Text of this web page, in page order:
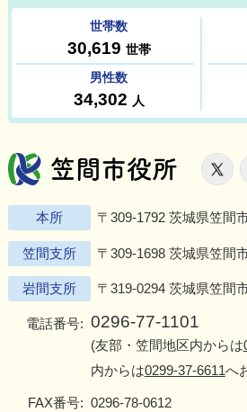
笠間 X
本所 〒309-1792 茨城県笠間
笠間支所 〒309-1698 茨城県笠間
岩間支所 〒319-0294 茨城県笠間
電話番号: 0296-77-1101
(友部・笠間地区内からは
内からは0299-37-6611へ
FAX番号: 0296-78-0612